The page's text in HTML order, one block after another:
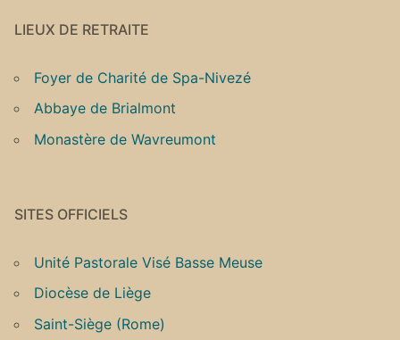
LIEUX DE RETRAITE
Foyer de Charité de Spa-Nivezé
Abbaye de Brialmont
Monastère de Wavreumont
SITES OFFICIELS
Unité Pastorale Visé Basse Meuse
Diocèse de Liège
Saint-Siège (Rome)